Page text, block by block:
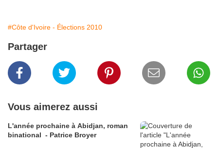
#Côte d'Ivoire - Élections 2010
Partager
Vous aimerez aussi
L'année prochaine à Abidjan, roman
binational - Patrice Broyer